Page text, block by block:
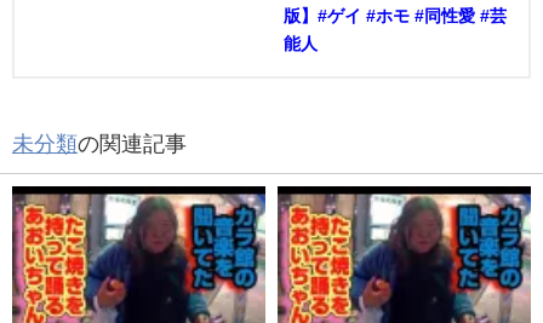
版】#ゲイ #ホモ #同性愛 #芸
能人
未分類の関連記事